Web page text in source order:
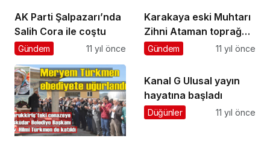
AK Parti Şalpazarı’nda
Salih Cora ile coştu
Gündem 11 yıl önce
Karakaya eski Muhtarı
Zihni Ataman toprağa
verildi
Gündem 11 yıl önce
Kanal G Ulusal yayın
hayatına başladı
Düğünler 11 yıl önce